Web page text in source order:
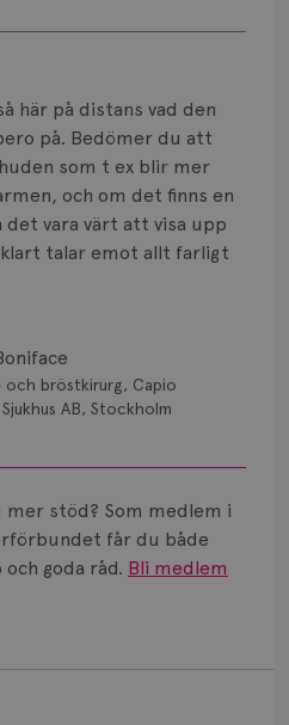
här på distans vad den
på. Bedömer du att
som t ex blir mer
och om det finns en
det vara värt att visa upp
talar emot allt farligt
och bröstkirurg, Capio
AB, Stockholm
mer stöd? Som medlem i
får du både
och goda råd. Bli medlem